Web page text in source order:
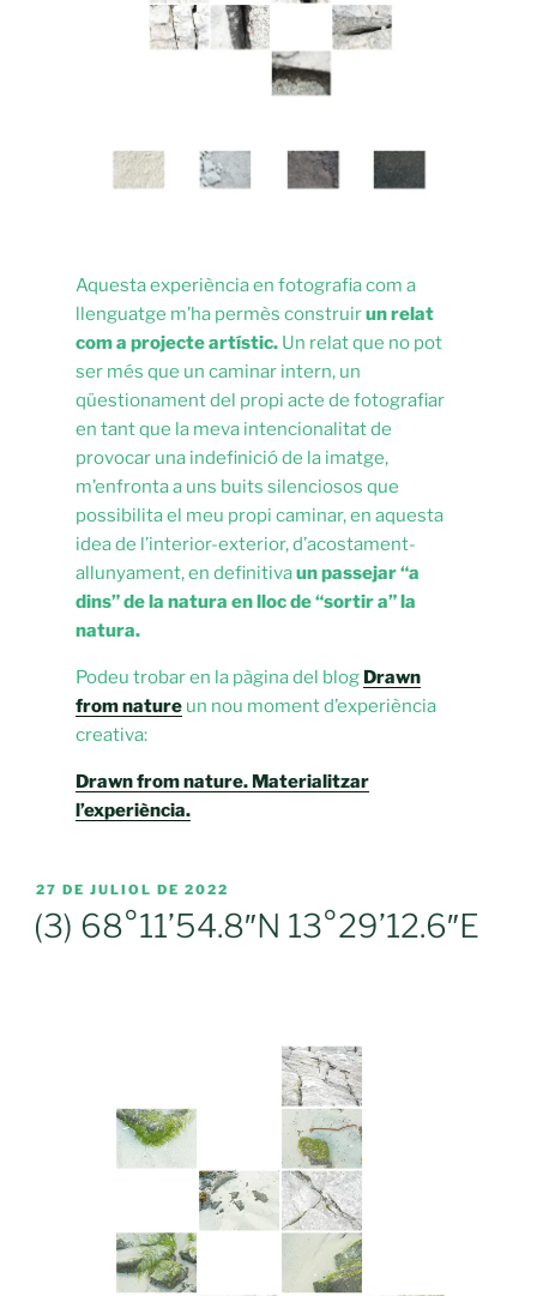
Aquesta experiència en fotografia com a
llenguatge m’ha permès construirun relat
com a projecte artístic.Un relat que no pot
ser més que un caminar intern, un
qüestionament del propi acte de fotografiar
en tant que la meva intencionalitat de
provocar una indefinició de la imatge,
m’enfronta a uns buits silenciosos que
possibilita el meu propi caminar, en aquesta
idea de l’interior-exterior, d’acostament-
allunyament, en definitivaun passejar “a
dins” de la natura en lloc de “sortir a” la
natura.
Podeu trobar en la pàgina del blog Drawn
from natureun nou moment d’experiència
creativa:
Drawn from nature. Materialitzar
l’experiència.
PUBLICAT
A
27 DE JULIOL DE 2022
(3) 68°11’54.8″N 13°29’12.6″E